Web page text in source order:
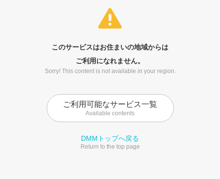
このサービスはお住まいの地域からは
ご利用になれません。
Sorry! This content is not available in your region.
ご利用可能なサービス一覧
Available contents
DMMトップへ戻る
Return to the top page